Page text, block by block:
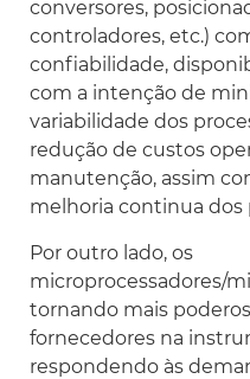
conversores,
controladores, etc.)
confiabilidade,
com a intenção de
variabilidade dos
redução de custos
manutenção, assim
melhoria continua dos
Por outro lado, os
microprocessadores/
tornando mais
fornecedores na
respondendo às